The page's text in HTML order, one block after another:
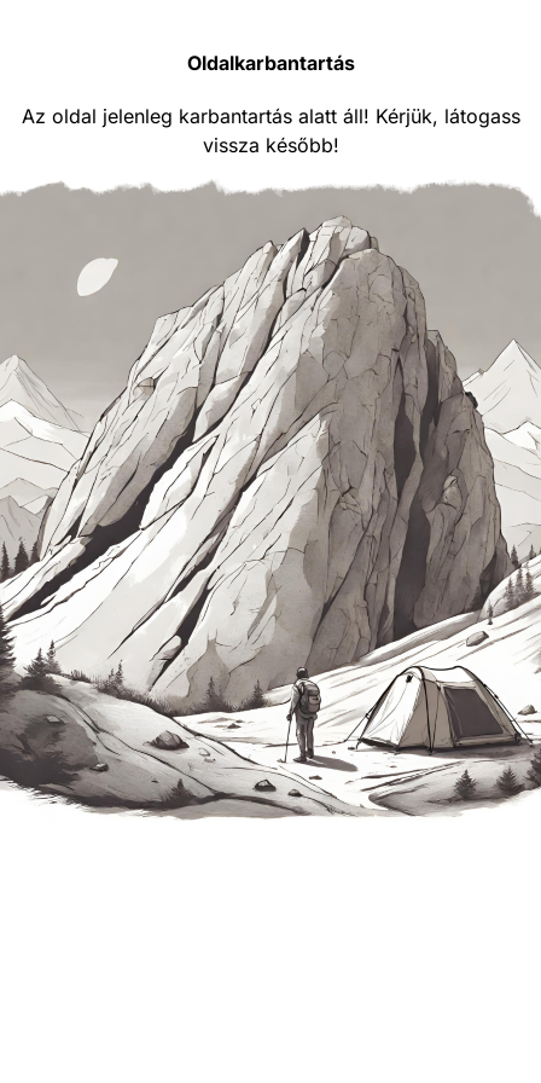
Oldalkarbantartás
Az oldal jelenleg karbantartás alatt áll! Kérjük, látogass
vissza később!